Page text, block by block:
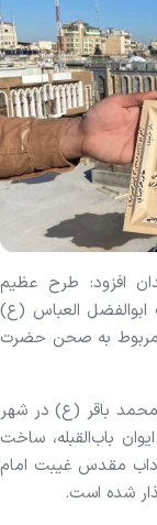
افزود: طرح عظیم
العباس (ع)
هکتار آن مربوط به صحن حضرت
باقر (ع) در شهر
باب‌القبله، ساخت
۲ درب ورودی سرداب مقدس غیبت امام
شده است.